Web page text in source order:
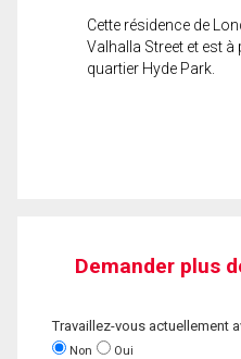
Cette résidence de
Valhalla Street et est
quartier Hyde Park.
Demander plus
Travaillez-vous actuellement
Non Oui